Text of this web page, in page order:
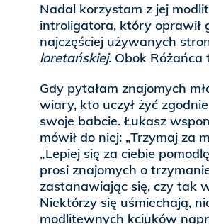
Nadal korzystam z jej
introligatora, który oprawił
najczęściej używanych
loretańskiej. Obok
Gdy pytałam znajomych
wiary, kto uczył żyć
swoje babcie. Łukasz
mówił do niej: „Trzymaj za
„Lepiej się za ciebie
prosi znajomych o
zastanawiając się, czy tak
Niektórzy się uśmiechają,
modlitewnych kciuków